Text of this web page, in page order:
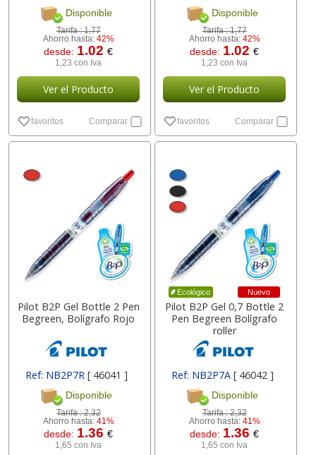
Disponible
Tarifa :1,77
Ahorro hasta: 42%
desde: 1.02€
1,23 con Iva
Ver el Producto
favoritos Comparar
Disponible
Tarifa :1,77
Ahorro hasta: 42%
desde: 1.02€
1,23 con Iva
Ver el Producto
favoritos Comparar
Pilot B2P Gel Bottle 2 Pen
Begreen, Bolígrafo Rojo
Ref: NB2P7R [ 46041 ]
Disponible
Tarifa :2,32
Ahorro hasta: 41%
desde: 1.36€
1,65 con Iva
Ecológico Nuevo
Pilot B2P Gel 0,7 Bottle 2
Pen Begreen Bolígrafo
roller
Ref: NB2P7A [ 46042 ]
Disponible
Tarifa :2,32
Ahorro hasta: 41%
desde: 1.36€
1,65 con Iva